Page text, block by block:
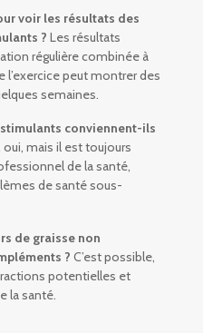
voir les résultats des
? Les résultats
régulière combinée à
peut montrer des
semaines.
conviennent-ils
oui, mais il est toujours
de la santé,
de santé sous-
de graisse non
? C’est possible,
potentielles et
la santé.